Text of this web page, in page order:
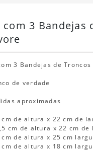
com 3 Bandejas
3 Bandejas de
de verdade
aproximadas
cm de altura x 22 cm de
cm de altura x 22 cm
cm de altura x 25 cm
cm de altura x 18 cm